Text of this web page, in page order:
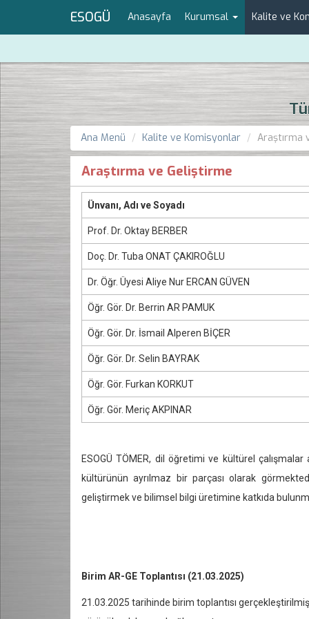
ESOGÜ Anasayfa Kurumsal Kalite ve
Ana Menü Kalite ve Komisyonlar Araştırma
Araştırma ve Geliştirme
Ünvanı, Adı ve Soyadı
Prof. Dr. Oktay BERBER
Doç. Dr. Tuba ONAT ÇAKIROĞLU
Dr. Öğr. Üyesi Aliye Nur ERCAN GÜVEN
Öğr. Gör. Dr. Berrin AR PAMUK
Öğr. Gör. Dr. İsmail Alperen BİÇER
Öğr. Gör. Dr. Selin BAYRAK
Öğr. Gör. Furkan KORKUT
Öğr. Gör. Meriç AKPINAR
ESOGÜ TÖMER, dil öğretimi ve kültürel
kültürünün ayrılmaz bir parçası olarak
geliştirmek ve bilimsel bilgi üretimine katkıda
Birim AR-GE Toplantısı (21.03.2025)
21.03.2025 tarihinde birim toplantısı